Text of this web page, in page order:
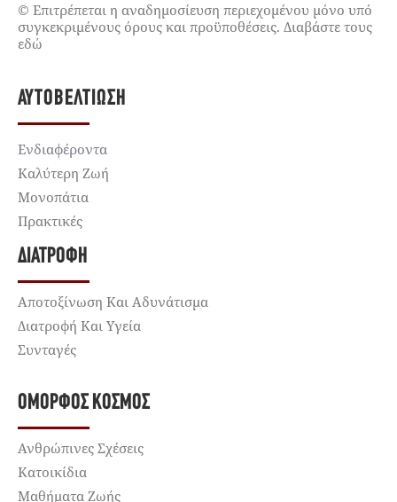
© Επιτρέπεται η αναδημοσίευση περιεχομένου μόνο υπό
συγκεκριμένους όρους και προϋποθέσεις. Διαβάστε τους
εδώ
ΑΥΤΟΒΕΛΤΊΩΣΗ
Ενδιαφέροντα
Καλύτερη Ζωή
Μονοπάτια
Πρακτικές
ΔΙΑΤΡΟΦΉ
Αποτοξίνωση Και Αδυνάτισμα
Διατροφή Και Υγεία
Συνταγές
ΌΜΟΡΦΟΣ ΚΌΣΜΟΣ
Ανθρώπινες Σχέσεις
Κατοικίδια
Μαθήματα Ζωής